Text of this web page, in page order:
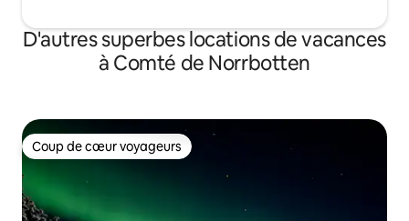
D'autres superbes locations de vacances
à Comté de Norrbotten
Coup de cœur voyageurs
Coup de cœur voyageurs